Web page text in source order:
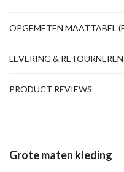
OPGEMETEN MAATTABEL
LEVERING & RETOURNEREN
PRODUCT REVIEWS
Grote maten kleding